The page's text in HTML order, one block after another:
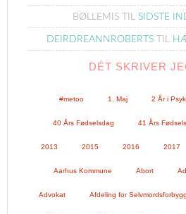
BØLLEMIS TIL SIDSTE
DEIRDREANNROBERTS TIL
DÉT SKRIVER
#metoo 1. Maj 2 År i
40 Års Fødselsdag 41 Års
2013 2015 2016 2017
Aarhus Kommune Abort
Advokat Afdeling for